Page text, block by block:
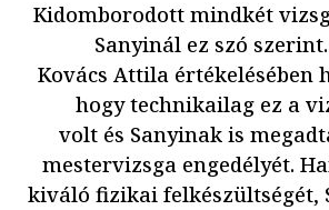
Kidomborodott mindkét
Sanyinál ez szó
Kovács Attila értékelésében
hogy technikailag ez a
volt és Sanyinak is
mestervizsga engedélyét.
kiváló fizikai felkészültségét,